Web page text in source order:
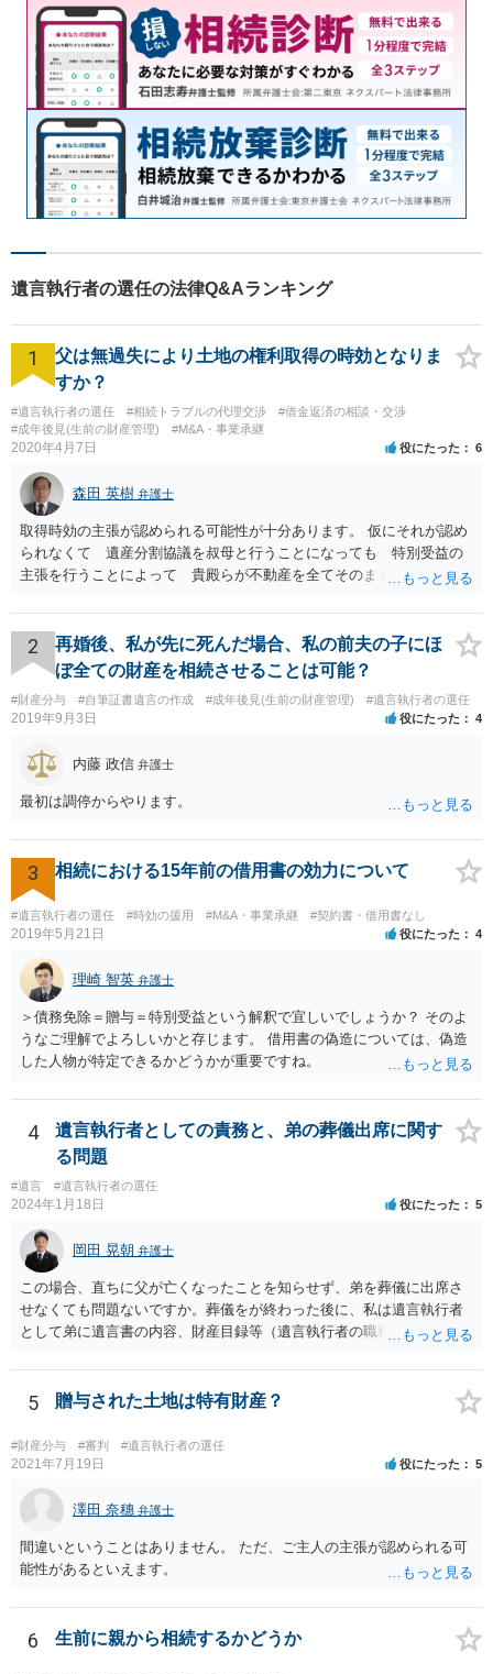
遺言執行者の選任の法律Q&Aランキング
1
父は無過失により土地の権利取得の時効となりま
すか？
#遺言執行者の選任 #相続トラブルの代理交渉
#借金返済の相談・交渉
#成年後見(生前の財産管理)
#M&A・事業承継
2020年4月7日 役にたった 6
森田 英樹 弁護士
取得時効の主張が認められる可能性が十分あります。 仮にそれが認め
られなくて 遺産分割協議を叔母と行うことになっても 特別受益の
主張を行うことによって 貴殿らが不動産を全てそのまま取得できる
2
再婚後、私が先に死んだ場合、私の前夫の子にほ
ぼ全ての財産を相続させることは可能？
#財産分与 #自筆証書遺言の作成 #成年後見(生前の財産管理) #遺言執行者の選任
2019年9月3日 役にたった 4
内藤 政信 弁護士
最初は調停からやります。
3 相続における15年前の借用書の効力について
#遺言執行者の選任 #時効の援用 #M&A・事業承継 #契約書・借用書なし
2019年5月21日 役にたった 4
理崎 智英 弁護士
＞債務免除＝贈与＝特別受益という解釈で宜しいでしょうか？ そのよ
うなご理解でよろしいかと存じます。 借用書の偽造については、偽造
した人物が特定できるかどうかが重要ですね。
4
遺言執行者としての責務と、弟の葬儀出席に関す
る問題
#遺言 #遺言執行者の選任
2024年1月18日 役にたった 5
岡田 晃朝 弁護士
この場合、直ちに父が亡くなったことを知らせず、弟を葬儀に出席さ
せなくても問題ないですか。葬儀をが終わった後に、私は遺言執行者
として弟に遺言書の内容、財産目録等（遺言執行者の職務）を知らせ
るかは喪主の自由です。 呼ばなくてもかまいません。 そもそも、そう
いう法律関係にありません。 遺言の内容と遺産の総額の通知、公正証
で、対応しましょう。 そのあとは遺留分の請求などがあればそれへの
対応となるでしょう。
5 贈与された土地は特有財産？
#財産分与 #審判 #遺言執行者の選任
2021年7月19日 役にたった 5
澤田 奈穗 弁護士
間違いということはありません。 ただ、ご主人の主張が認められる可
能性があるといえます。
6 生前に親から相続するかどうか